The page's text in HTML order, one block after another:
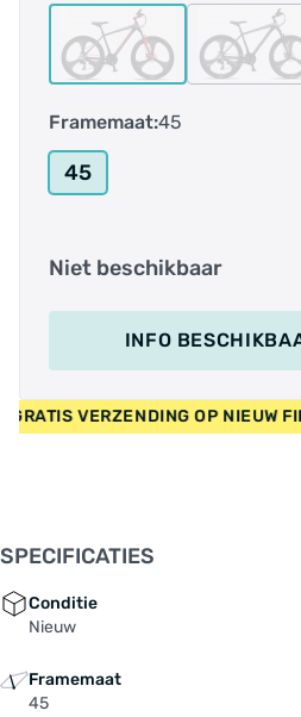
Framemaat:45
45
Niet beschikbaar
INFO
• GRATIS VERZENDING OP
SPECIFICATIES
Conditie
Nieuw
Framemaat
45